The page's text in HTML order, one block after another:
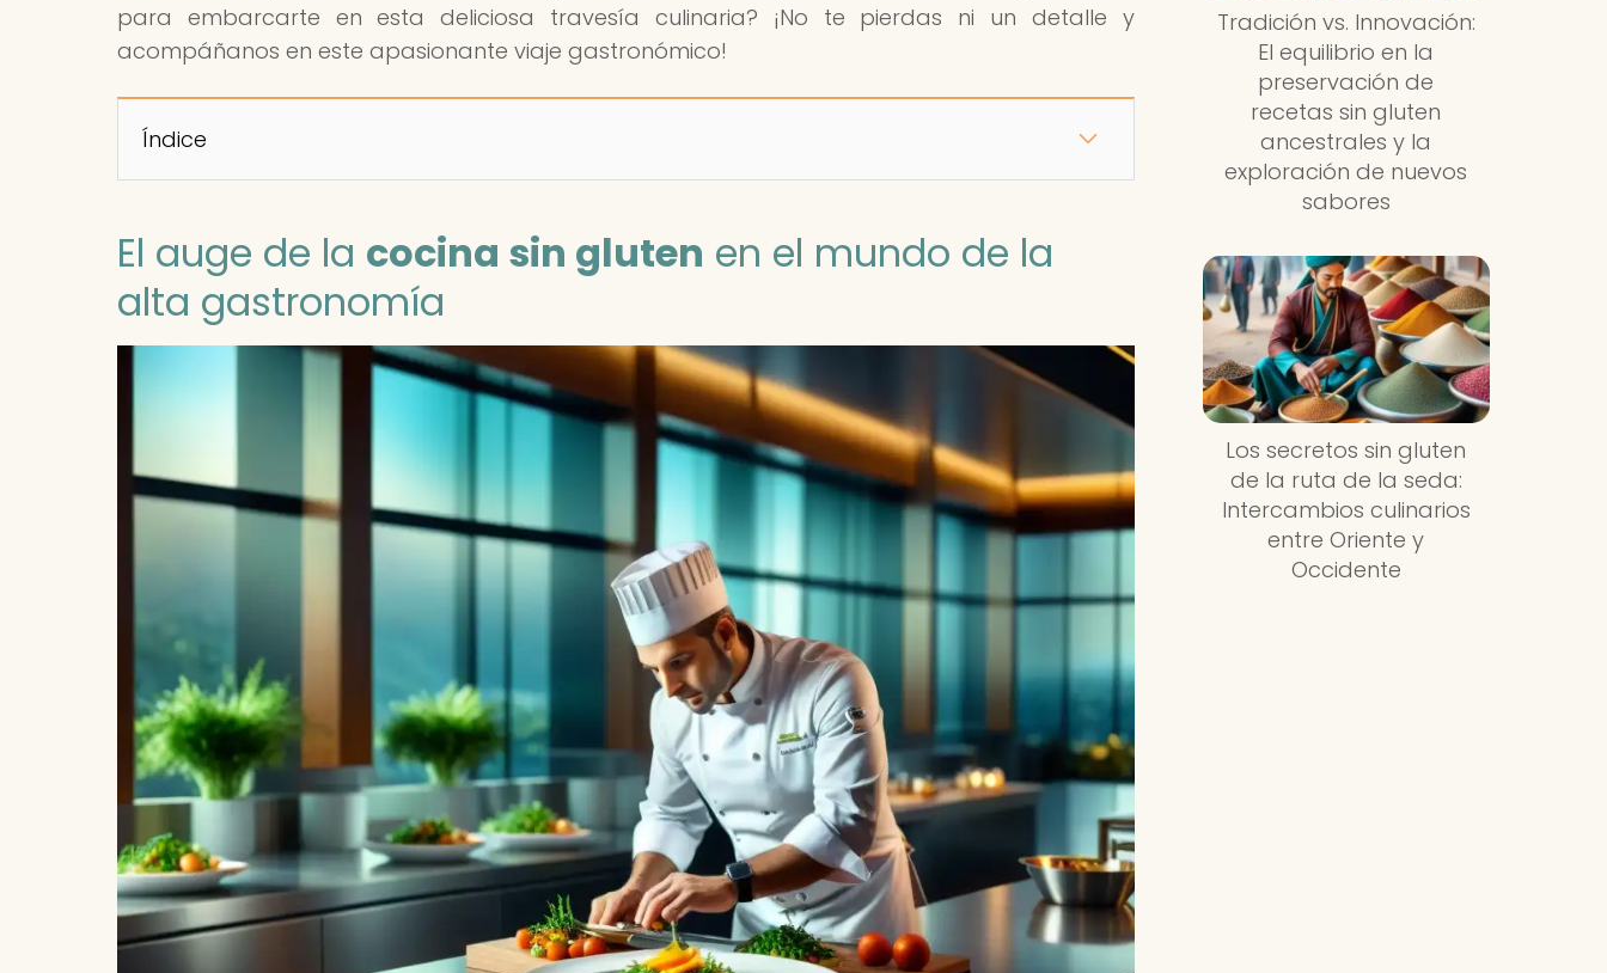
para embarcarte en esta deliciosa travesía culinaria? ¡No te pierdas ni un detalle y
acompáñanos en este apasionante viaje gastronómico!
Índice
El auge de la cocina sin gluten en el mundo de la
alta gastronomía
Tradición vs. Innovación:
El equilibrio en la
preservación de
recetas sin gluten
ancestrales y la
exploración de nuevos
sabores
Los secretos sin gluten
de la ruta de la seda:
Intercambios culinarios
entre Oriente y
Occidente